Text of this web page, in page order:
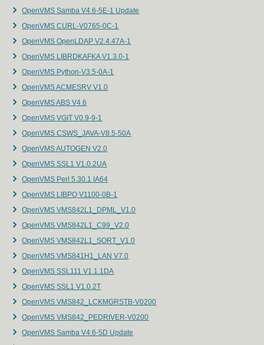
OpenVMS Samba V4.6-5E-1 Update
OpenVMS CURL-V0765-0C-1
OpenVMS OpenLDAP V2.4.47A-1
OpenVMS LIBRDKAFKA V1.3.0-1
OpenVMS Python-V3.5-0A-1
OpenVMS ACMESRV V1.0
OpenVMS ABS V4.6
OpenVMS VGIT V0.9-9-1
OpenVMS CSWS_JAVA-V8.5-50A
OpenVMS AUTOGEN V2.0
OpenVMS SSL1 V1.0.2UA
OpenVMS Perl 5.30.1 IA64
OpenVMS LIBPQ V1100-0B-1
OpenVMS VMS842L1_DPML_V1.0
OpenVMS VMS842L1_C99_V2.0
OpenVMS VMS842L1_SORT_V1.0
OpenVMS VMS841H1_LAN V7.0
OpenVMS SSL111 V1.1.1DA
OpenVMS SSL1 V1.0.2T
OpenVMS VMS842_LCKMGRSTB-V0200
OpenVMS VMS842_PEDRIVER-V0200
OpenVMS Samba V4.6-5D Update